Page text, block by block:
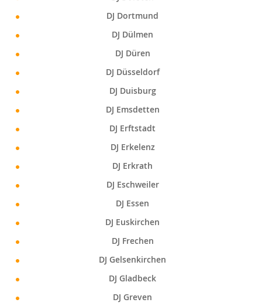
DJ Dortmund
DJ Dülmen
DJ Düren
DJ Düsseldorf
DJ Duisburg
DJ Emsdetten
DJ Erftstadt
DJ Erkelenz
DJ Erkrath
DJ Eschweiler
DJ Essen
DJ Euskirchen
DJ Frechen
DJ Gelsenkirchen
DJ Gladbeck
DJ Greven